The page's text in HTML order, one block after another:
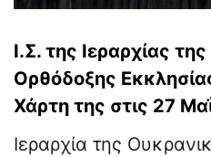
Ι.Σ. της Ιεραρχίας
Ορθόδοξης
Χάρτη της στις 27
Ιεραρχία της